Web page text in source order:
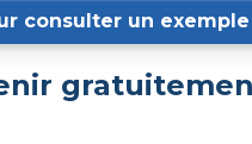
consulter un